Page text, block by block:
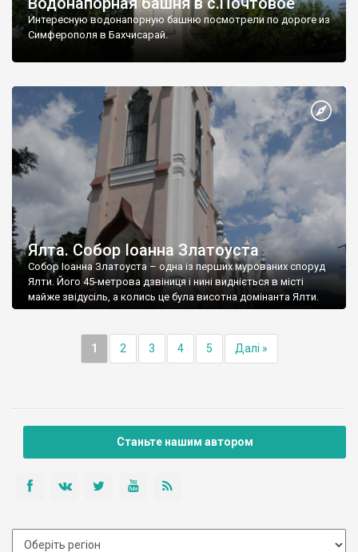
Интересную водонапорную башню посмотрели по дороге из
Симферополя в Бахчисарай.
Ялта. Собор Іоанна Златоуста
Собор Іоанна Златоуста – одна із перших мурованих споруд
Ялти. Його 45-метрова дзвіниця і нині видніється в місті
майже звідусіль, а колись це була висотна домінанта Ялти.
1 2 3 4 5 Далі »
Станьте нашим автором